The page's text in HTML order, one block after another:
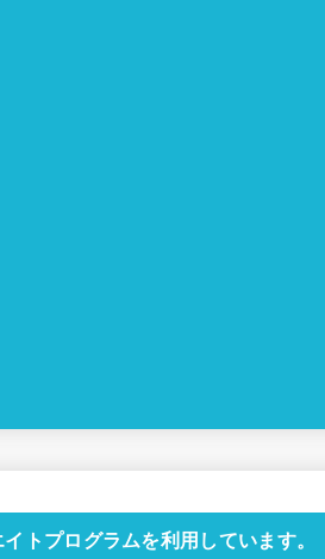
トプログラムを利用しています。